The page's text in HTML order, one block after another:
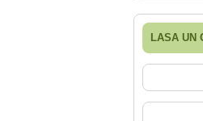
LASA UN